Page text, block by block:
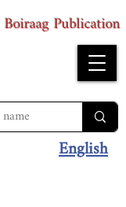
Boiraag Publication
English